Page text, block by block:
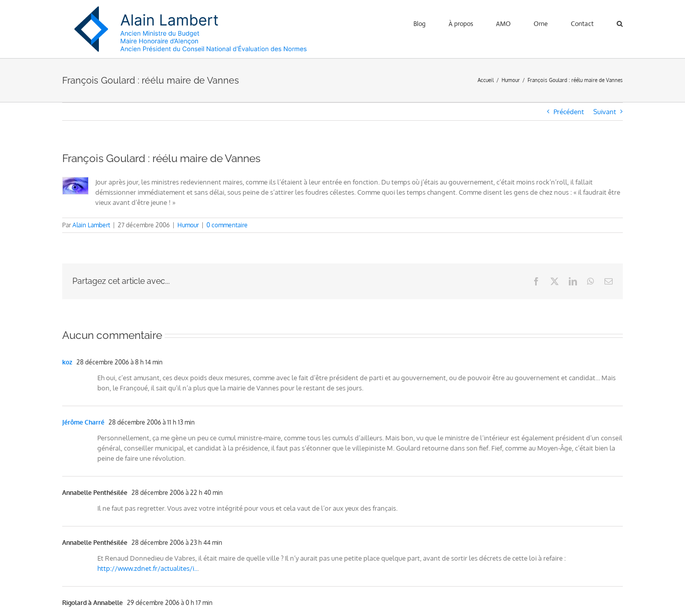
Blog À propos AMO Orne Contact
François Goulard : réélu maire de Vannes Accueil Humour François Goulard : réélu maire de Vannes
Précédent Suivant
François Goulard : réélu maire de Vannes
Jour après jour, les ministres redeviennent maires, comme ils l’étaient à leur entrée en fonction. Du temps où j’étais au gouvernement, c’était moins rock’n’roll, il fallait
démissionner immédiatement et sans délai, sous peine de s’attirer les foudres célestes. Comme quoi les temps changent. Comme disent les gens de chez nous : « il faudrait être
vieux avant d’être jeune ! »
ParAlain Lambert 27 décembre 2006 Humour 0 commentaire
Partagez cet article avec... Facebook LinkedInWhatsApp
Email
Aucun commentaire
koz 28 décembre 2006 à 8 h 14 min
Eh oui, c’est amusant, ces deux poids deux mesures, comme avec le fait d’être président de parti et au gouvernement, ou de pouvoir être au gouvernement et candidat… Mais
bon, le Françoué, il sait qu’il n’a plus que la mairie de Vannes pour le restant de ses jours.
Jérôme Charré 28 décembre 2006 à 11 h 13 min
Personnellement, ça me gène un peu ce cumul ministre-maire, comme tous les cumuls d’ailleurs. Mais bon, vu que le ministre de l’intérieur est également président d’un conseil
général, conseiller municipal, et candidat à la présidence, il faut pas s’étonner que le villepiniste M. Goulard retourne dans son fief. Fief, comme au Moyen-Âge, c’était bien la
peine de faire une révolution.
Annabelle Penthésilée 28 décembre 2006 à 22 h 40 min
Il ne faut pas regretter. Vous avez votre intégrité pour vous et cela vaut de l’or aux yeux des français.
Annabelle Penthésilée 28 décembre 2006 à 23 h 44 min
Et Renaud Donnedieu de Vabres, il était maire de quelle ville ? Il n’y aurait pas une petite place quelque part, avant de sortir les décrets de cette loi à refaire :
http://www.zdnet.fr/actualites/i..
Rigolard à Annabelle 29 décembre 2006 à 0 h 17 min